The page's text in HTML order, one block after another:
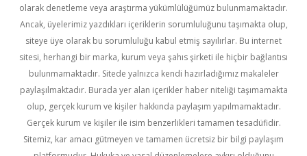
olarak denetleme veya araştırma yükümlülüğümüz bulunmamaktadır.
Ancak, üyelerimiz yazdıkları içeriklerin sorumluluğunu taşımakta olup,
siteye üye olarak bu sorumluluğu kabul etmiş sayılırlar. Bu internet
sitesi, herhangi bir marka, kurum veya şahıs şirketi ile hiçbir bağlantısı
bulunmamaktadır. Sitede yalnızca kendi hazırladığımız makaleler
paylaşılmaktadır. Burada yer alan içerikler haber niteliği taşımamakta
olup, gerçek kurum ve kişiler hakkında paylaşım yapılmamaktadır.
Gerçek kurum ve kişiler ile isim benzerlikleri tamamen tesadüfidir.
Sitemiz, kar amacı gütmeyen ve tamamen ücretsiz bir bilgi paylaşım